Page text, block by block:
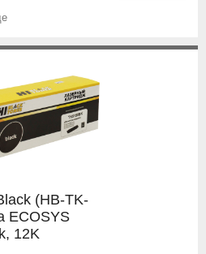
компании). Заправка от 2
(HB-TK-
ECOSYS
12K